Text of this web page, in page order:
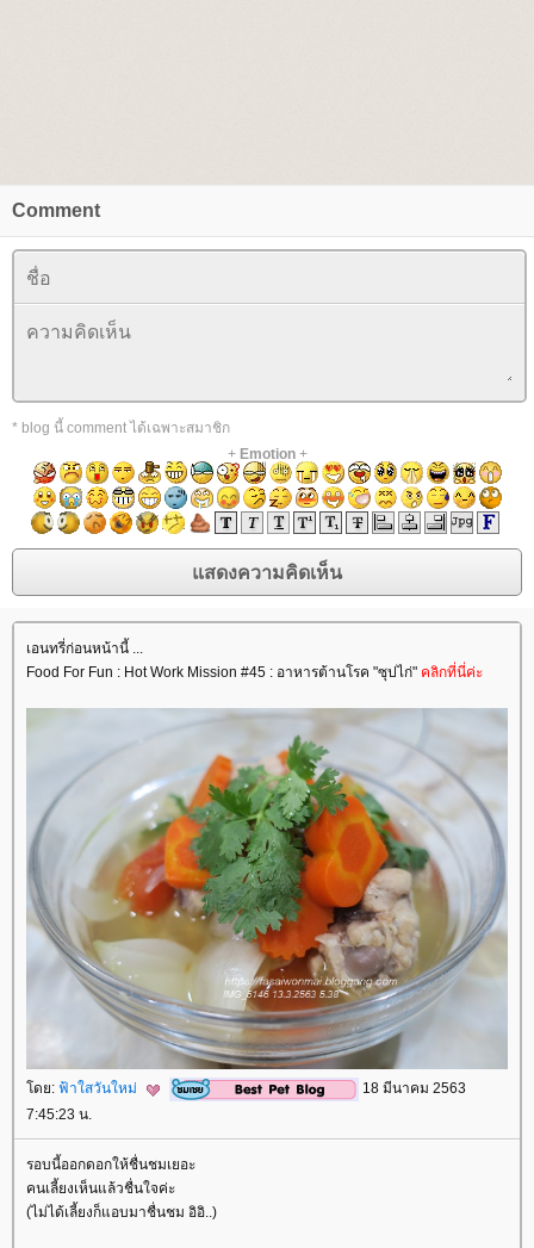
Comment
* blog นี้ comment ได้เฉพาะสมาชิก
+ Emotion+
เอนทรี่ก่อนหน้านี้ ...
Food For Fun : Hot Work Mission #45 : อาหารต้านโรค "ซุปไก่" คลิกที่นี่ค่ะ
ดย: ฟ้าใสวันใหม่
18 มีนาคม 2563
7:45:23 น.
รอบนี้ออกดอกให้ชื่นชมเยอะ
คนเลี้ยงเห็นแล้วชื่นใจค่ะ
(ไม่ได้เลี้ยงก็แอบมาชื่นชม อิอิ..)